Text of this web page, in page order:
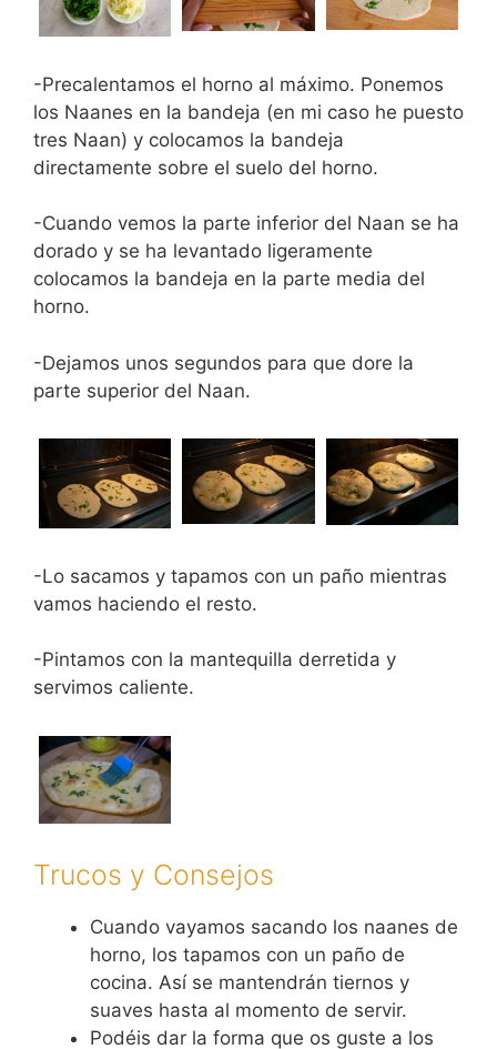
-Precalentamos el horno al máximo. Ponemos
los Naanes en la bandeja (en mi caso he puesto
tres Naan) y colocamos la bandeja
directamente sobre el suelo del horno.
-Cuando vemos la parte inferior del Naan se ha
dorado y se ha levantado ligeramente
colocamos la bandeja en la parte media del
horno.
-Dejamos unos segundos para que dore la
parte superior del Naan.
-Lo sacamos y tapamos con un paño mientras
vamos haciendo el resto.
-Pintamos con la mantequilla derretida y
servimos caliente.
Trucos y Consejos
Cuando vayamos sacando los naanes de
horno, los tapamos con un paño de
cocina. Así se mantendrán tiernos y
suaves hasta al momento de servir.
Podéis dar la forma que os guste a los